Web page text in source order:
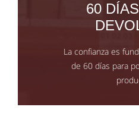
60
La confianza es
de 60 días para